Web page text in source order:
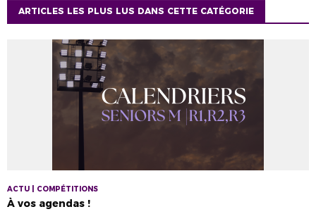
ARTICLES LES PLUS LUS DANS CETTE CATÉGORIE
ACTU | COMPÉTITIONS
À vos agendas !